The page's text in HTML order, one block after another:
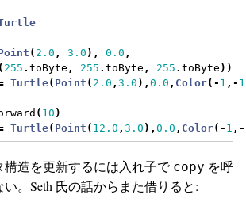
( 2.0 , 3.0 ), 0.0 ,
( 255 .toByte , 255 .toByte , 255 .toByte ))
Turtle( Point ( 2.0 ,3.0 ),0.0 , Color(- 1 ,- 1
( 10 )
Turtle( Point ( 12.0 ,3.0 ),0.0 , Color(- 1 ,-
造を更新するには入れ子で copy を呼
。Seth 氏の話からまた借りると: